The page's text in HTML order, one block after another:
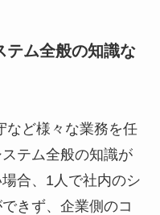
テム全般の知識な
など様々な業務を任
テム全般の知識が
合、1人で社内のシ
きず、企業側のコ